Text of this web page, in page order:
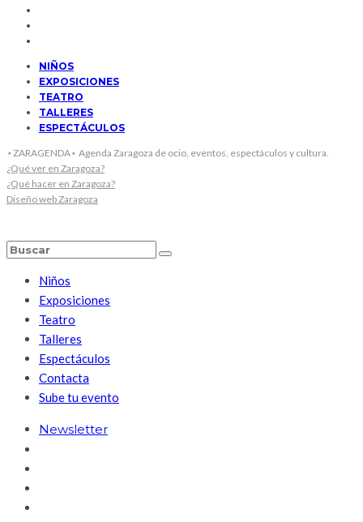
NIÑOS
EXPOSICIONES
TEATRO
TALLERES
ESPECTÁCULOS
⋆ZARAGENDA⋆ Agenda Zaragoza de ocio, eventos, espectáculos y cultura.
¿Qué ver en Zaragoza?
¿Qué hacer en Zaragoza?
Diseño web Zaragoza
Niños
Exposiciones
Teatro
Talleres
Espectáculos
Contacta
Sube tu evento
Newsletter